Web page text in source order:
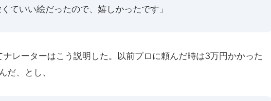
くていい絵だったので、嬉しかったです」
ナレーターはこう説明した。以前プロに頼んだ時は3万円かかった
だ、とし、